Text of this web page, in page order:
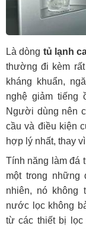
Là dòng tủ lạnh
thường đi kèm
kháng khuẩn,
nghệ giảm tiếng
Người dùng nên
cầu và điều kiện
hợp lý nhất, thay
Tính năng làm đá
một trong những
nhiên, nó không
nước lọc không
từ các thiết bị